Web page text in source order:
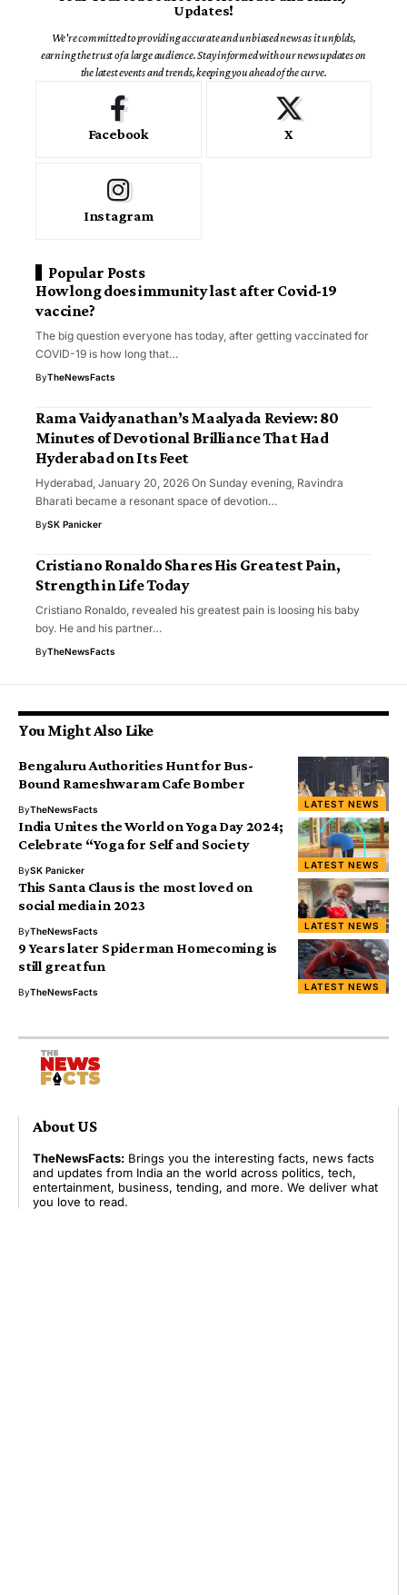
Updates!
We're committed to providing accurate and unbiased news as it unfolds,
earning the trust of a large audience. Stay informed with our news updates on
the latest events and trends, keeping you ahead of the curve.
Facebook X
Instagram
Popular Posts
How long does immunity last after Covid-19
vaccine?
The big question everyone has today, after getting vaccinated for
COVID-19 is how long that…
ByTheNewsFacts
Rama Vaidyanathan’s Maalyada Review: 80
Minutes of Devotional Brilliance That Had
Hyderabad on Its Feet
Hyderabad, January 20, 2026 On Sunday evening, Ravindra
Bharati became a resonant space of devotion…
BySK Panicker
Cristiano Ronaldo Shares His Greatest Pain,
Strength in Life Today
Cristiano Ronaldo, revealed his greatest pain is loosing his baby
boy. He and his partner…
ByTheNewsFacts
You Might Also Like
LATEST NEWS
Bengaluru Authorities Hunt for Bus-
Bound Rameshwaram Cafe Bomber
ByTheNewsFacts
LATEST NEWS
India Unites the World on Yoga Day 2024;
Celebrate “Yoga for Self and Society
BySK Panicker
LATEST NEWS
This Santa Claus is the most loved on
social media in 2023
ByTheNewsFacts
LATEST NEWS
9 Years later Spiderman Homecoming is
still great fun
ByTheNewsFacts
About US
TheNewsFacts: Brings you the interesting facts, news facts
and updates from India an the world across politics, tech,
entertainment, business, tending, and more. We deliver what
you love to read.